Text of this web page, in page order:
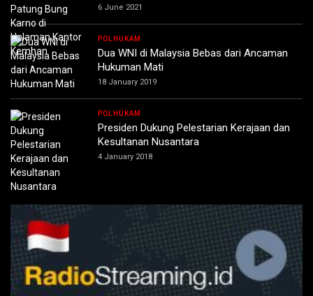
6 June 2021
POLHUKAM
Dua WNI di Malaysia Bebas dari Ancaman
Hukuman Mati
18 January 2019
POLHUKAM
Presiden Dukung Pelestarian Kerajaan dan
Kesultanan Nusantara
4 January 2018